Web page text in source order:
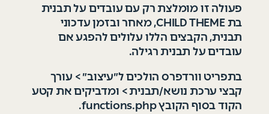
פעולה זו מומלצת רק עם עובדים על תבנית
בת CHILD THEME, מאחר ובזמן עדכוני
תבנית, הקבצים הללו עלולים להפגע אם
עובדים על תבנית רגילה.
בתפריט וורדפרס הולכים ל״עיצוב״> עורך
קבצי ערכת נושא/תבנית> ומדביקים את קטע
הקוד בסוף הקובץfunctions.php.